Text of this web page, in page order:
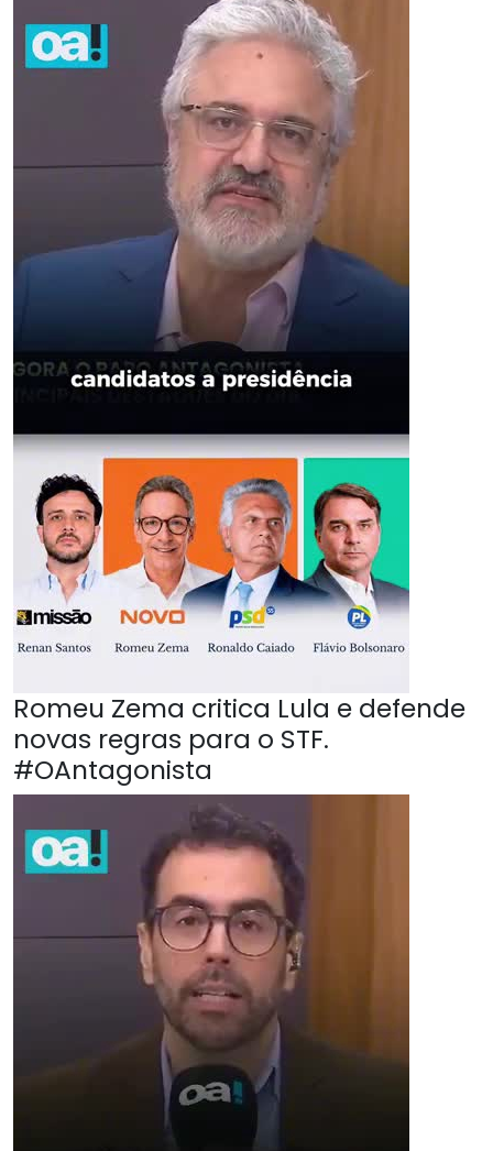
Romeu Zema critica Lula e defende
novas regras para o STF.
#OAntagonista